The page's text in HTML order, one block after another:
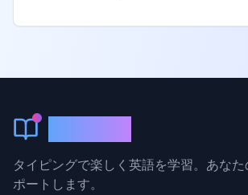
タイピングで楽しく英語を学習。あな
ポートします。